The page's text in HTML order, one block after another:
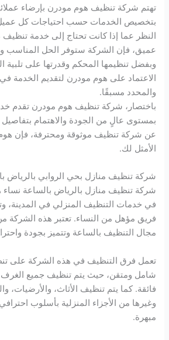
تهتم شركة تنظيف هوم مودرن بإرضاء
بتخصيص الخدمات حسب احتياجات كل
النظر عما إذا كانت تحتاج إلى خدمة تنظيف
عميق، فإن الشركة ستوفر الحل المناسب
وبفضل تنظيمها المحكم وقدرتها على تلبية
الاعتماد على هوم مودرن لتقديم الخدمة
والمحدد مسبقًا.
باختصار، شركة تنظيف هوم مودرن تقدم
بمستوى عالٍ من الجودة والاهتمام بتفاصيل
عن شركة تنظيف موثوقة ومحترفة، فإن هوم
الأمثل لك.
شركة تنظيف منازل بحي الروابي بالرياض
شركة تنظيف منازل بالرياض بالساعة
في خدمات التنظيف المنزلي في المدينة،
فريق مؤهل من النساء. تعتبر هذه الشركة
مجال التنظيف بالساعة وتتميز بجودة
تعمل فرق التنظيف في هذه الشركة على
شامل ومتقن، حيث يتم تنظيف جميع الغرف
فائقة. كما يتم تنظيف الأثاث، والأرضيات،
وغيرها من الأجزاء المنزلية بأسلوب
مبهرة.